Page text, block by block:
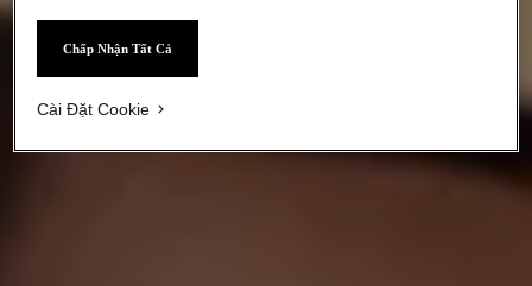
Chấp Nhận Tất Cả
Cài Đặt Cookie